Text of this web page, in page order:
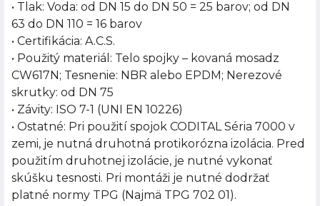
• Tlak: Voda: od DN 15 do DN 50 = 25 barov; od DN
63 do DN 110 = 16 barov
• Certifikácia: A.C.S.
• Použitý materiál: Telo spojky – kovaná mosadz
CW617N; Tesnenie: NBR alebo EPDM; Nerezové
skrutky: od DN 75
• Závity: ISO 7-1 (UNI EN 10226)
• Ostatné: Pri použití spojok CODITAL Séria 7000 v
zemi, je nutná druhotná protikorózna izolácia. Pred
použitím druhotnej izolácie, je nutné vykonať
skúšku tesnosti. Pri montáži je nutné dodržať
platné normy TPG (Najmä TPG 702 01).